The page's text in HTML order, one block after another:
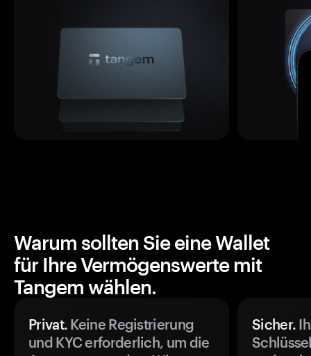
Warum sollten Sie eine Wallet
für Ihre Vermögenswerte mit
Tangem wählen.
Privat. Keine Registrierung
und KYC erforderlich, um die
Sicher.